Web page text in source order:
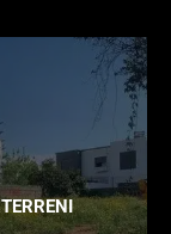
TERRENI